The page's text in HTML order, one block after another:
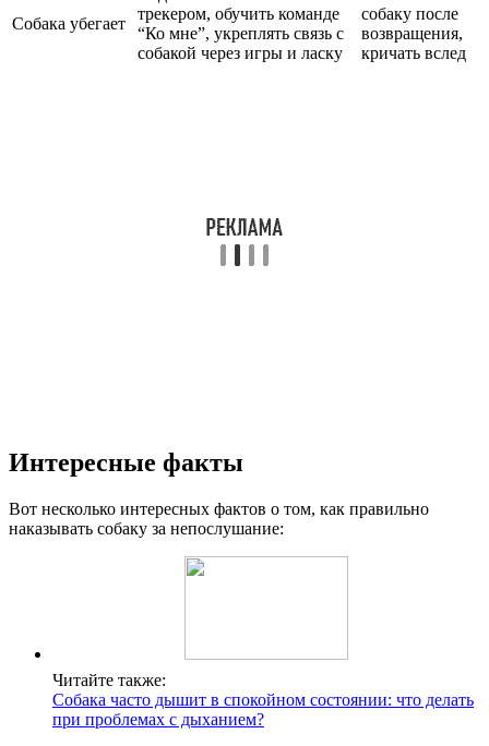
Собака убегает
трекером, обучить команде
“Ко мне”, укреплять связь с
собакой через игры и ласку
собаку после
возвращения,
кричать вслед
Интересные факты
Вот несколько интересных фактов о том, как правильно
наказывать собаку за непослушание:
Читайте также:
Собака часто дышит в спокойном состоянии: что делать
при проблемах с дыханием?